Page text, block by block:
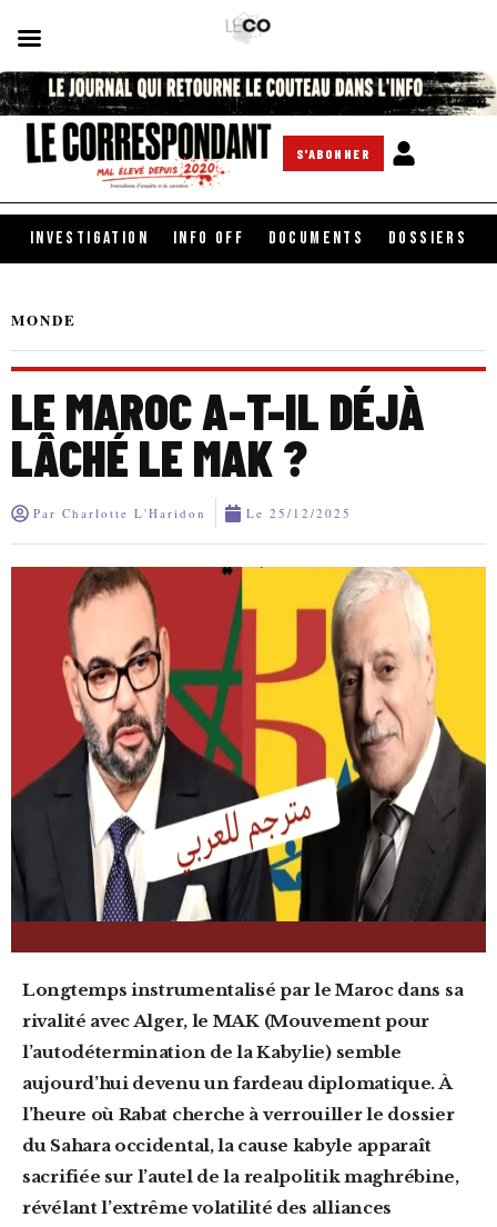
S'ABONNER
INVESTIGATION INFO OFF DOCUMENTS DOSSIERS
MONDE
LE MAROC A-T-IL DÉJÀ
LÂCHÉ LE MAK ?
Par Charlotte L'Haridon Le 25/12/2025
Longtemps instrumentalisé par le Maroc dans sa
rivalité avec Alger, le MAK (Mouvement pour
l’autodétermination de la Kabylie) semble
aujourd’hui devenu un fardeau diplomatique. À
l’heure où Rabat cherche à verrouiller le dossier
du Sahara occidental, la cause kabyle apparaît
sacrifiée sur l’autel de la realpolitik maghrébine,
révélant l’extrême volatilité des alliances